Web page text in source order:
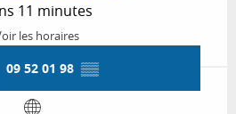
11 minutes
les horaires
09 52 01 98 ▒▒